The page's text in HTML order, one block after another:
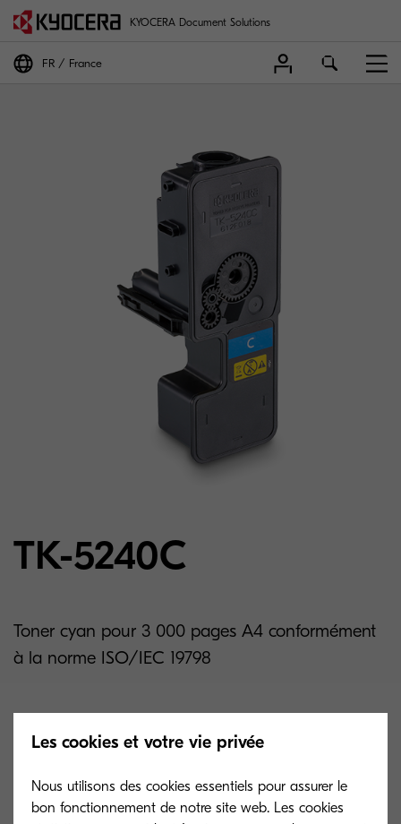
KYOCERA Document Solutions
FR France
TK-5240C
Toner cyan pour 3 000 pages A4 conformément
à la norme ISO/IEC 19798
Related products
Les cookies et votre vie privée
Nous utilisons des cookies essentiels pour assurer le
bon fonctionnement de notre site web. Les cookies